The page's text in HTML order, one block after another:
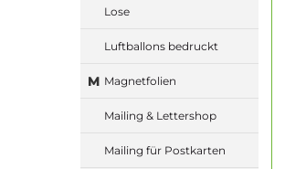
Lose
Luftballons bedruckt
M Magnetfolien
Mailing & Lettershop
Mailing für Postkarten